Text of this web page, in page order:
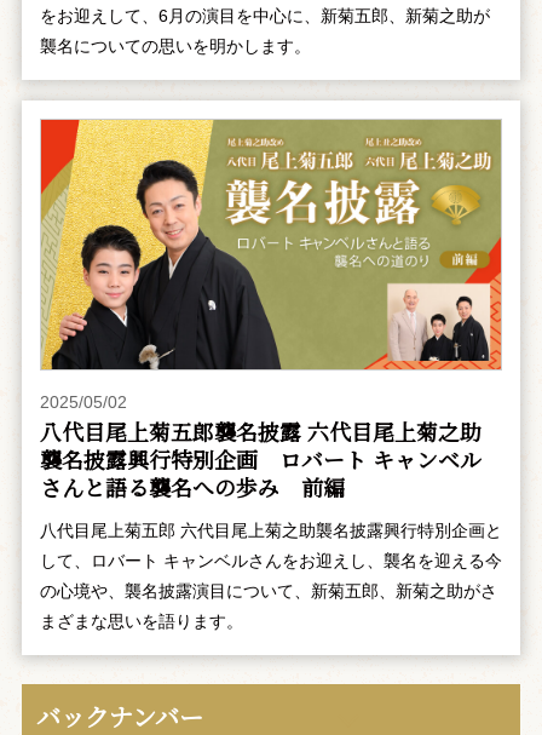
をお迎えして、6月の演目を中心に、新菊五郎、新菊之助が
襲名についての思いを明かします。
2025/05/02
八代目尾上菊五郎襲名披露 六代目尾上菊之助
襲名披露興行特別企画 ――ロバート キャンベル
さんと語る襲名への歩み 前編
八代目尾上菊五郎 六代目尾上菊之助襲名披露興行特別企画と
して、ロバート キャンベルさんをお迎えし、襲名を迎える今
の心境や、襲名披露演目について、新菊五郎、新菊之助がさ
まざまな思いを語ります。
バックナンバー